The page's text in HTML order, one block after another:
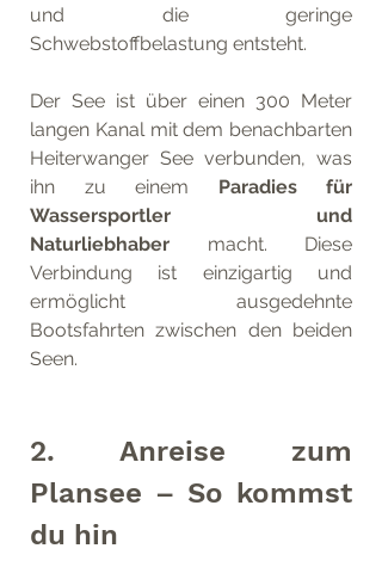
und die geringe
Schwebstoffbelastung entsteht.
Der See ist über einen 300 Meter
langen Kanal mit dem benachbarten
Heiterwanger See verbunden, was
ihn zu einem Paradies für
Wassersportler und
Naturliebhaber macht. Diese
Verbindung ist einzigartig und
ermöglicht ausgedehnte
Bootsfahrten zwischen den beiden
Seen.
2. Anreise zum
Plansee – So kommst
du hin